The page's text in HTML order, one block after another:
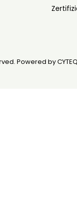
Powered by